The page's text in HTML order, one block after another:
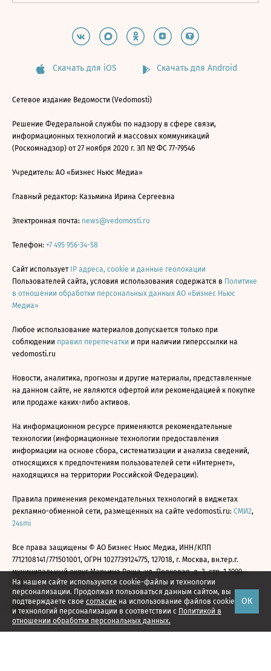
На нашем сайте используются cookie-файлы и технологии
персонализации. Продолжая пользоваться данным сайтом, вы
подтверждаете свое согласие на использование файлов cookie
и технологий персонализации в соответствии с Политикой в
отношении обработки персональных данных.
ОК
Скачать для iOS Скачать для Android
Сетевое издание Ведомости (Vedomosti)
Решение Федеральной службы по надзору в сфере связи,
информационных технологий и массовых коммуникаций
(Роскомнадзор) от 27 ноября 2020 г. ЭЛ № ФС 77-79546
Учредитель: АО «Бизнес Ньюс Медиа»
Главный редактор: Казьмина Ирина Сергеевна
Электронная почта: news@vedomosti.ru
Телефон: +7 495 956-34-58
Сайт использует IP адреса, cookie и данные геолокации
Пользователей сайта, условия использования содержатся в Политике
в отношении обработки персональных данных АО «Бизнес Ньюс
Медиа»
Любое использование материалов допускается только при
соблюдении правил перепечатки и при наличии гиперссылки на
vedomosti.ru
Новости, аналитика, прогнозы и другие материалы, представленные
на данном сайте, не являются офертой или рекомендацией к покупке
или продаже каких-либо активов.
На информационном ресурсе применяются рекомендательные
технологии (информационные технологии предоставления
информации на основе сбора, систематизации и анализа сведений,
относящихся к предпочтениям пользователей сети «Интернет»,
находящихся на территории Российской Федерации).
Правила применения рекомендательных технологий в виджетах
рекламно-обменной сети, размещенных на сайте vedomosti.ru: СМИ2,
24smi
Все права защищены © АО Бизнес Ньюс Медиа, ИНН/КПП
7712108141/771501001, ОГРН 1027739124775, 127018, г. Москва, вн.тер.г.
муниципальный округ Марьина Роща, ул. Полковая, д. 3, стр. 1 1999—
2026